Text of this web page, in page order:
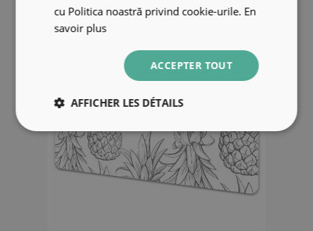
cu Politica noastră privind cookie-urile. En
savoir plus
ACCEPTER TOUT
AFFICHER LES DÉTAILS